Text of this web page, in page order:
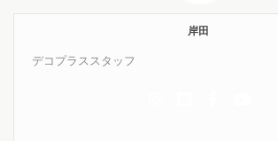
岸田
デコプラススタッフ